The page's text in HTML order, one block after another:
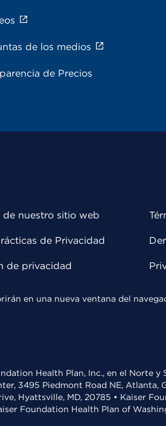
de los medios
de Precios
de nuestro sitio web
de Privacidad
de privacidad
en una nueva ventana del
Health Plan, Inc., en el Norte
3495 Piedmont Road NE,
Hyattsville, MD, 20785 • Kaiser
Foundation Health Plan of